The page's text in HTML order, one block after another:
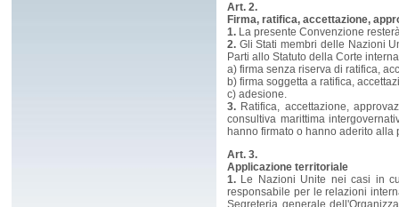
Art. 2.
Firma, ratifica, accettazione,
1. La presente Convenzione
2. Gli Stati membri delle Nazioni
Parti allo Statuto della Corte
a) firma senza riserva di ratifica,
b) firma soggetta a ratifica,
c) adesione.
3. Ratifica, accettazione,
consultiva marittima
hanno firmato o hanno aderito
Art. 3.
Applicazione territoriale
1. Le Nazioni Unite nei casi in
responsabile per le relazioni